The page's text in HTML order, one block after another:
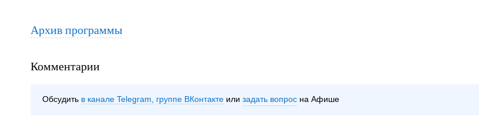
Архив программы
Комментарии
Обсудить в канале Telegram группе ВКонтакте задать вопрос на Афише